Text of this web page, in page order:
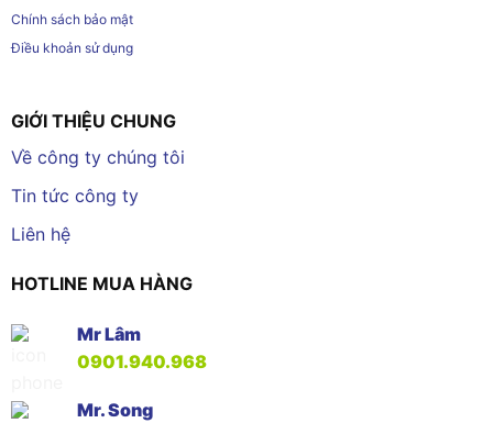
Chính sách bảo mật
Điều khoản sử dụng
GIỚI THIỆU CHUNG
Về công ty chúng tôi
Tin tức công ty
Liên hệ
HOTLINE MUA HÀNG
Mr Lâm
0901.940.968
Mr. Song